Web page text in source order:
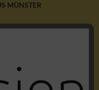
MÜNSTER